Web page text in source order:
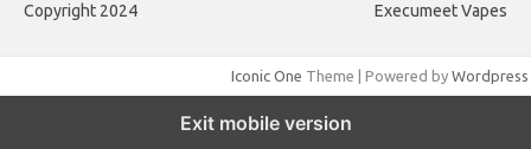
Copyright 2024 Execumeet Vapes
Iconic One Theme | Powered by Wordpress
Exit mobile version